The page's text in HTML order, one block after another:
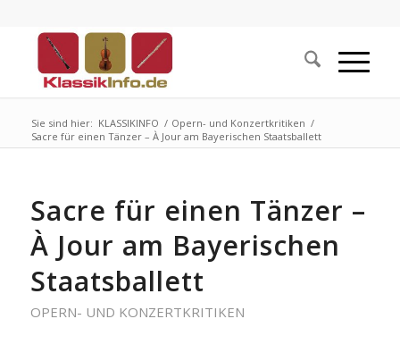
Sie sind hier: KLASSIKINFO / Opern- und Konzertkritiken /
Sacre für einen Tänzer – À Jour am Bayerischen Staatsballett
Sacre für einen Tänzer –
À Jour am Bayerischen
Staatsballett
OPERN- UND KONZERTKRITIKEN